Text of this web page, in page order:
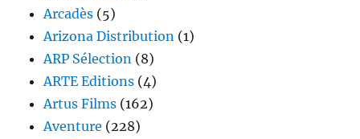
Arcadès (5)
Arizona Distribution (1)
ARP Sélection (8)
ARTE Editions (4)
Artus Films (162)
Aventure (228)